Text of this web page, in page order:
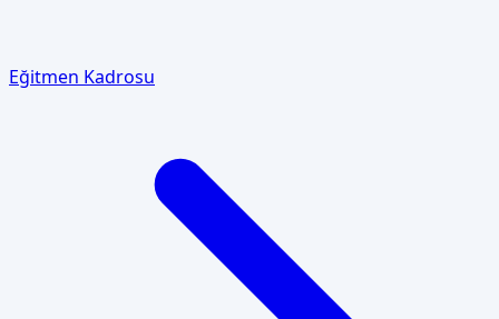
Eğitmen Kadrosu